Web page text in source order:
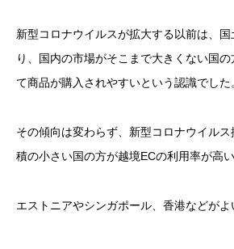
新型コロナウイルスが拡大する以前は、
り、国内の市場がそこまで大きくない国
て商品が購入されやすいという認識でした
その傾向は変わらず、新型コロナウイル
積の小さい国の方が越境ECの利用率が高い
エストニアやシンガポール、香港などがよ